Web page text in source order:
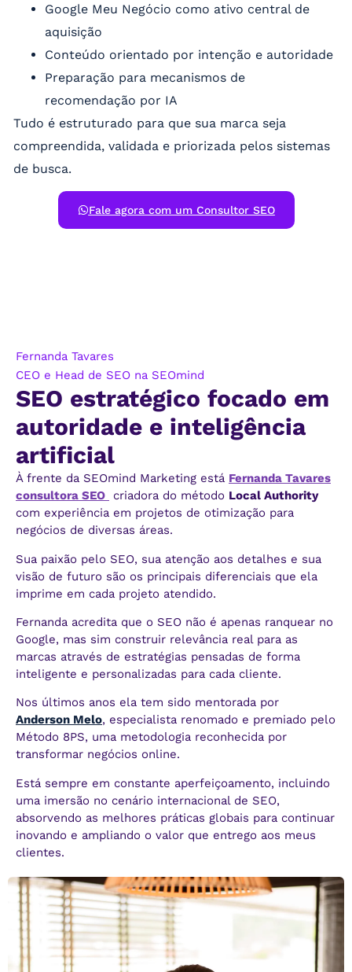
Google Meu Negócio como ativo central de
aquisição
Conteúdo orientado por intenção e autoridade
Preparação para mecanismos de
recomendação por IA
Tudo é estruturado para que sua marca seja
compreendida, validada e priorizada pelos sistemas
de busca.
Fale agora com um Consultor SEO
Fernanda Tavares
CEO e Head de SEO na SEOmind
SEO estratégico focado em
autoridade e inteligência
artificial
À frente da SEOmind Marketing está Fernanda Tavares
consultora SEO
criadora do método Local Authority
com experiência em projetos de otimização para
negócios de diversas áreas.
Sua paixão pelo SEO, sua atenção aos detalhes e sua
visão de futuro são os principais diferenciais que ela
imprime em cada projeto atendido.
Fernanda acredita que o SEO não é apenas ranquear no
Google, mas sim construir relevância real para as
marcas através de estratégias pensadas de forma
inteligente e personalizadas para cada cliente.
Nos últimos anos ela tem sido mentorada por
Anderson Melo, especialista renomado e premiado pelo
Método 8PS, uma metodologia reconhecida por
transformar negócios online.
Está sempre em constante aperfeiçoamento, incluindo
uma imersão no cenário internacional de SEO,
absorvendo as melhores práticas globais para continuar
inovando e ampliando o valor que entrego aos meus
clientes.